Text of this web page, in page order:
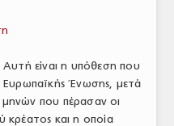
Αυτή είναι η υπόθεση που
Ευρωπαϊκής Ένωσης, μετά
που πέρασαν οι
κρέατος και η οποία